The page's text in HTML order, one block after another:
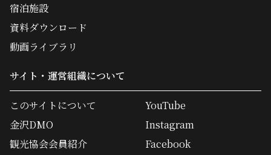
宿泊施設
資料ダウンロード
動画ライブラリ
サイト・運営組織について
このサイトについて
金沢DMO
観光協会会員紹介
YouTube
Instagram
Facebook